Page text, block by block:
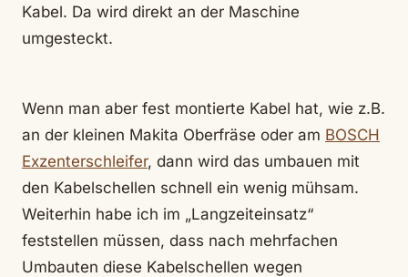
Kabel. Da wird direkt an der Maschine
umgesteckt.
Wenn man aber fest montierte Kabel hat, wie z.B.
an der kleinen Makita Oberfräse oder am BOSCH
Exzenterschleifer, dann wird das umbauen mit
den Kabelschellen schnell ein wenig mühsam.
Weiterhin habe ich im „Langzeiteinsatz“
feststellen müssen, dass nach mehrfachen
Umbauten diese Kabelschellen wegen